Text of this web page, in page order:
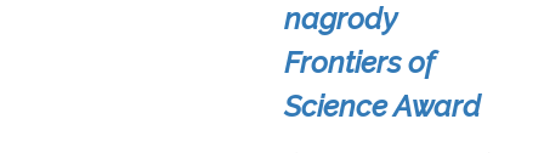
nagrody
Frontiers of
Science Award